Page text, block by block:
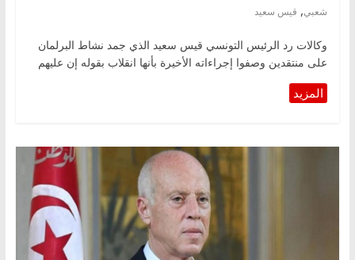
شعبي, قيس سعيد
وكالات رد الرئيس التونسي قيس سعيد الذي جمد نشاط البرلمان
على منتقدين وصفوا إجراءاته الأخيرة بأنها انقلاب بقوله إن عليهم